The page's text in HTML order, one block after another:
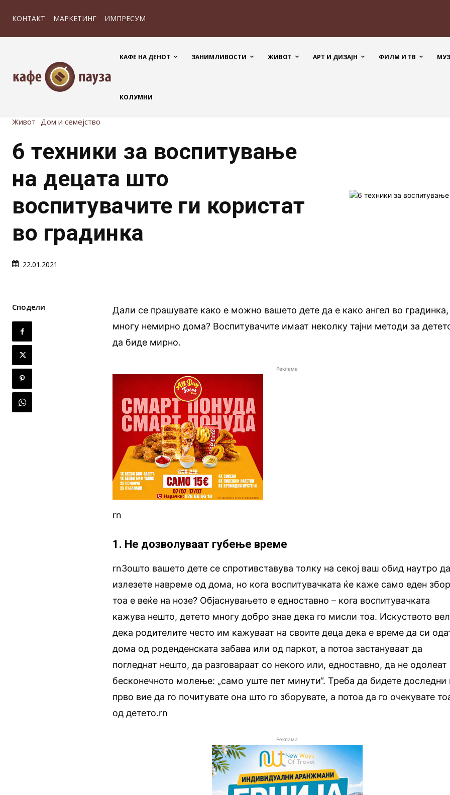
КОНТАКТ МАРКЕТИНГ ИМПРЕСУМ
КАФЕ НА ДЕНОТ ЗАНИМЛИВОСТИ ЖИВОТ АРТ И ДИЗАЈН ФИЛМ И ТВ
КОЛУМНИ
Живот Дом и семејство
6 техники за воспитување
на децата што
воспитувачите ги користат
во градинка
22.01.2021
Сподели
Дали се прашувате како е можно вашето дете да е како ангел во
многу немирно дома? Воспитувачите имаат неколку тајни методи за
да биде мирно.
Реклама
rn
1. Не дозволуваат губење време
rnЗошто вашето дете се спротивставува толку на секој ваш обид наутро
излезете навреме од дома, но кога воспитувачката ќе каже само еден
тоа е веќе на нозе? Објаснувањето е едноставно – кога воспитувачката
кажува нешто, детето многу добро знае дека го мисли тоа. Искуството
дека родителите често им кажуваат на своите деца дека е време да си
дома од роденденската забава или од паркот, а потоа застануваат да
погледнат нешто, да разговараат со некого или, едноставно, да не одолеат
бесконечното молење: „само уште пет минути“. Треба да бидете доследни
прво вие да го почитувате она што го зборувате, а потоа да го очекувате
од детето.rn
Реклама